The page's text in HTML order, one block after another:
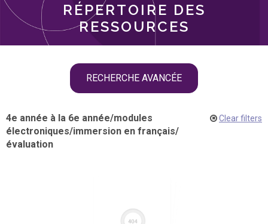
langue
RÉPERTOIRE DES
RESSOURCES
RECHERCHE AVANCÉE
4e année à la 6e année/modules
électroniques/immersion en français/
évaluation
Clear filters